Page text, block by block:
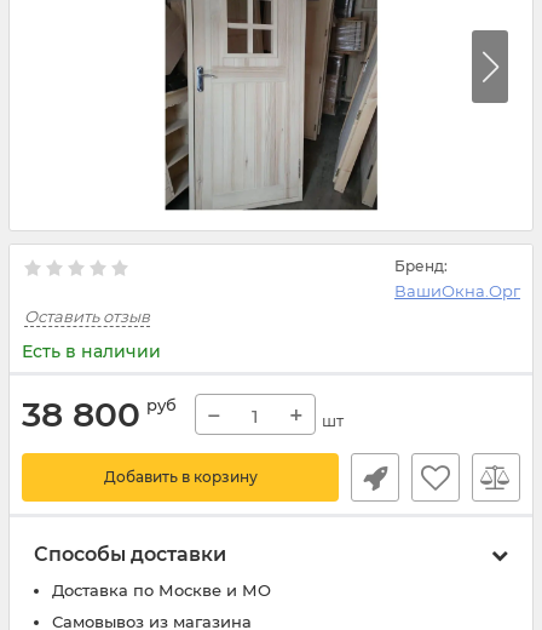
Бренд:
ВашиОкна.Орг
Оставить отзыв
Есть в наличии
38 800 руб − + шт
Добавить в корзину
Способы доставки
Доставка по Москве и МО
Самовывоз из магазина